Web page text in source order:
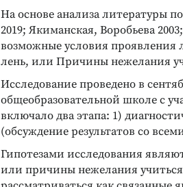
На основе анализа литературы
2019; Якиманская, Воробьева
возможные условия проявления
лень, или Причины нежелания
Исследование проведено в
общеобразовательной школе с
включало два этапа: 1)
(обсуждение результатов со
Гипотезами исследования
или причины нежелания